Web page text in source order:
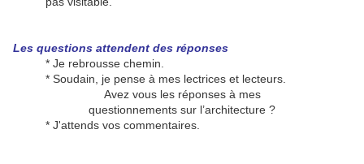
Les questions attendent des réponses
* Je rebrousse chemin.
* Soudain, je pense à mes lectrices et lecteurs.
Avez vous les réponses à mes
questionnements sur l’architecture ?
* J'attends vos commentaires.